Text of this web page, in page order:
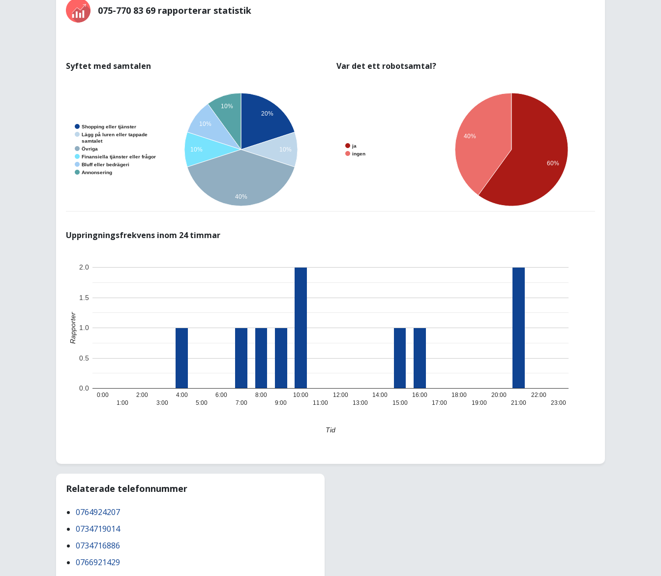
075-770 83 69 rapporterar statistik
Syftet med samtalen
Shopping eller tjänster
Lägg på luren eller tappade
samtalet
Övriga
Finansiella tjänster eller frågor
Bluff eller bedrägeri
Annonsering
20%
10%
10%
10%
10%
40%
Var det ett robotsamtal?
ja
ingen
40%
60%
Uppringningsfrekvens inom 24 timmar
0:00
1:00
2:00
3:00
4:00
5:00
6:00
7:00
8:00
9:00
10:00
11:00
12:00
13:00
14:00
15:00
16:00
17:00
18:00
19:00
20:00
21:00
22:00
23:00
0.0
0.5
1.0
1.5
2.0
Tid
Rapporter
Relaterade telefonnummer
0764924207
0734719014
0734716886
0766921429